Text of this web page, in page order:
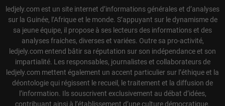
ledjely.com est un site internet d’informations générales et d’analyses
sur la Guinée, l’Afrique et le monde. S’appuyant sur le dynamisme de
sa jeune équipe, il propose à ses lecteurs des informations et des
analyses fraiches, diverses et variées. Outre sa pro-activité,
ledjely.com entend bâtir sa réputation sur son indépendance et son
impartialité. Les responsables, journalistes et collaborateurs de
ledjely.com mettent également un accent particulier sur l’éthique et la
déontologie qui régissent le recueil, le traitement et la diffusion de
l’information. Ils souscrivent exclusivement au débat d’idées,
contribuant ainsi à l’établissement d’une culture démocratique.